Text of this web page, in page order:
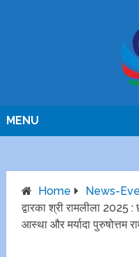
MENU
Home
News-
द्वारका श्री रामलीला 2025
आस्था और मर्यादा पुरुषोत्तम